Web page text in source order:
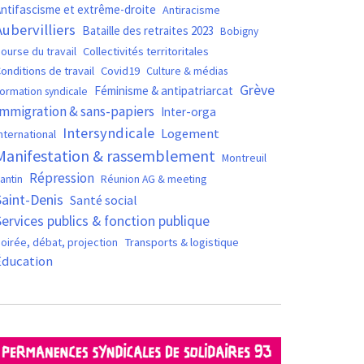
et extrême-droite Antiracisme
Bataille des retraites 2023 Bobigny
du travail Collectivités territoritales
de travail Covid19 Culture & médias
syndicale Féminisme & antipatriarcat Grève
& sans-papiers Inter-orga
Intersyndicale Logement
& rassemblement Montreuil
Répression Réunion AG & meeting
Denis Santé social
publics & fonction publique
débat, projection Transports & logistique